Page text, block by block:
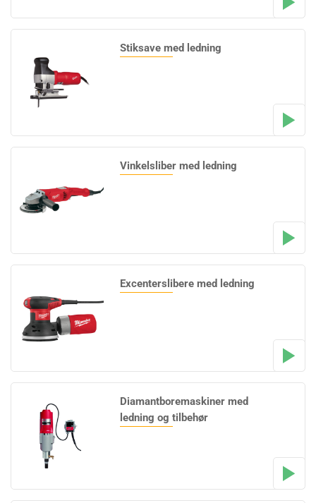
Stiksave med ledning
Vinkelsliber med ledning
Excenterslibere med ledning
Diamantboremaskiner med
ledning og tilbehør